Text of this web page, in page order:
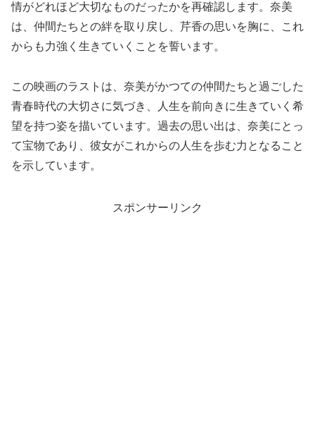
情がどれほど大切なものだったかを再確認します。奈美
は、仲間たちとの絆を取り戻し、芹香の思いを胸に、これ
からも力強く生きていくことを誓います。
この映画のラストは、奈美がかつての仲間たちと過ごした
青春時代の大切さに気づき、人生を前向きに生きていく希
望を持つ姿を描いています。過去の思い出は、奈美にとっ
て宝物であり、彼女がこれからの人生を歩む力となること
を示しています。
スポンサーリンク